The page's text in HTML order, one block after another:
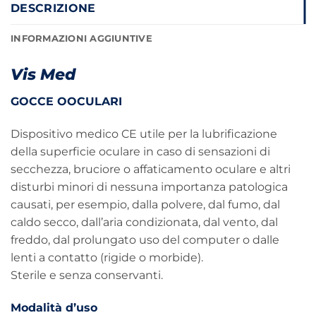
DESCRIZIONE
INFORMAZIONI AGGIUNTIVE
Vis Med
GOCCE OOCULARI
Dispositivo medico CE utile per la lubrificazione
della superficie oculare in caso di sensazioni di
secchezza, bruciore o affaticamento oculare e altri
disturbi minori di nessuna importanza patologica
causati, per esempio, dalla polvere, dal fumo, dal
caldo secco, dall’aria condizionata, dal vento, dal
freddo, dal prolungato uso del computer o dalle
lenti a contatto (rigide o morbide).
Sterile e senza conservanti.
Modalità d’uso